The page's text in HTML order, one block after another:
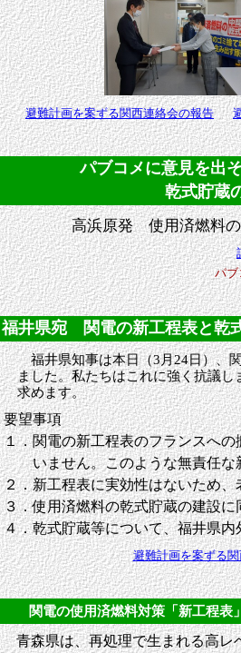
避難計画を案ずる関西連絡会の報告
パブコメに意見を
乾式貯蔵
高浜原発 使用済燃料の
パブ
福井県宛 関電の新工程表と乾
福井県知事は本日（3月24日）、関
ました。私たちはこれに強く抗議し
求めます。
要望事項
１．関電の新工程表のフランスへ
いません。このような無責任な
２．新工程表に実効性はないため
３．使用済燃料の乾式貯蔵の建設に
４．乾式貯蔵等について、福井県
避難計画を案ずる
関電の使用済燃料対策「新工程
青森県は、再処理で生まれる高レ